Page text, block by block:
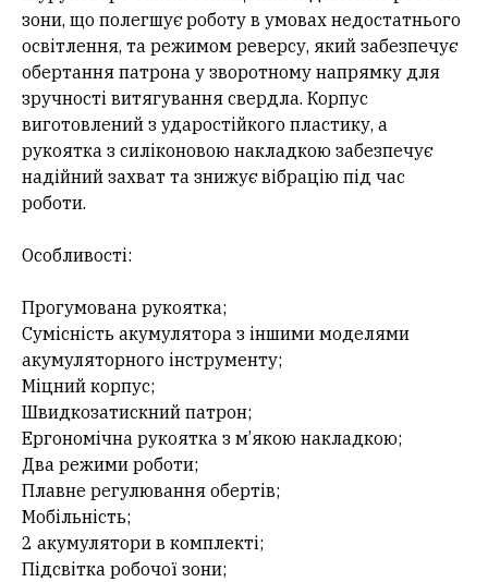
зони, що полегшує роботу в умовах недостатнього
освітлення, та режимом реверсу, який забезпечує
обертання патрона у зворотному напрямку для
зручності витягування свердла. Корпус
виготовлений з ударостійкого пластику, а
рукоятка з силіконовою накладкою забезпечує
надійний захват та знижує вібрацію під час
роботи.
Особливості:
Прогумована рукоятка;
Сумісність акумулятора з іншими моделями
акумуляторного інструменту;
Міцний корпус;
Швидкозатискний патрон;
Ергономічна рукоятка з м’якою накладкою;
Два режими роботи;
Плавне регулювання обертів;
Мобільність;
2 акумулятори в комплекті;
Підсвітка робочої зони;